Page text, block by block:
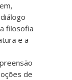
filosofia
e a
de